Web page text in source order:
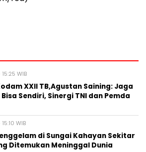
WIB
XXII TB,Agustan Saining: Jaga
Sendiri, Sinergi TNI dan Pemda
WIB
di Sungai Kahayan Sekitar
Ditemukan Meninggal Dunia